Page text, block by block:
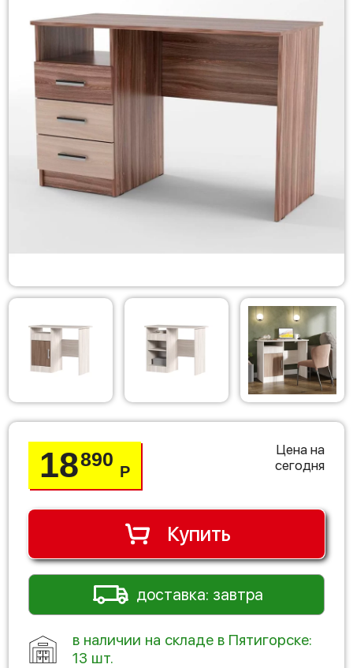
18890
Р
Цена на
сегодня
Купить
доставка: завтра
в наличии на складе в Пятигорске:
13 шт.